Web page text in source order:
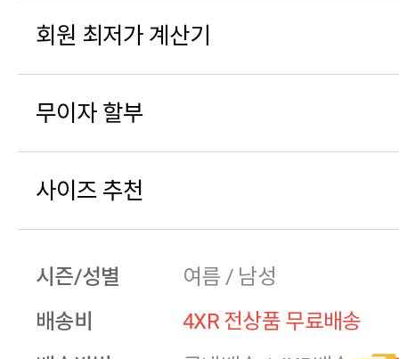
회원 최저가 계산기
무이자 할부
사이즈 추천
시즌/성별
여름 / 남성
배송비
4XR 전상품 무료배송